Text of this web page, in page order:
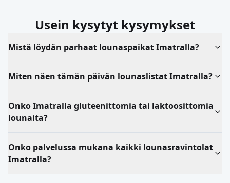
Usein kysytyt kysymykset
Mistä löydän parhaat lounaspaikat Imatralla?
Miten näen tämän päivän lounaslistat Imatralla?
Onko Imatralla gluteenittomia tai laktoosittomia
lounaita?
Onko palvelussa mukana kaikki lounasravintolat
Imatralla?